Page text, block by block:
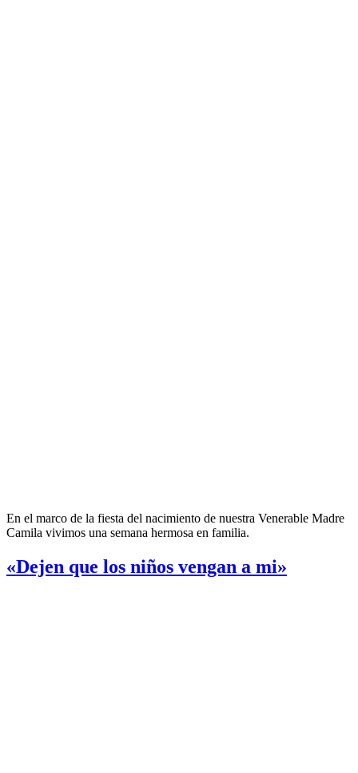
En el marco de la fiesta del nacimiento de nuestra Venerable Madre
Camila vivimos una semana hermosa en familia.
«Dejen que los niños vengan a mi»